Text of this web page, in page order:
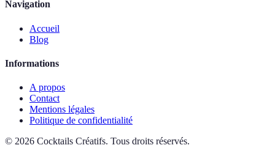
Navigation
Accueil
Blog
Informations
A propos
Contact
Mentions légales
Politique de confidentialité
© 2026 Cocktails Créatifs. Tous droits réservés.